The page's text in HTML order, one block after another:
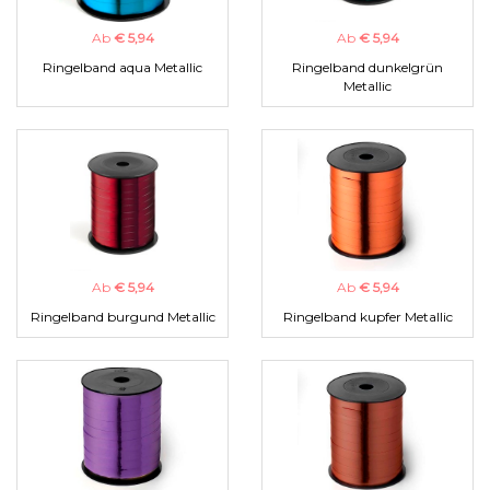
Ab € 5,94
Ringelband aqua Metallic
Ab € 5,94
Ringelband dunkelgrün
Metallic
Ab € 5,94
Ringelband burgund Metallic
Ab € 5,94
Ringelband kupfer Metallic